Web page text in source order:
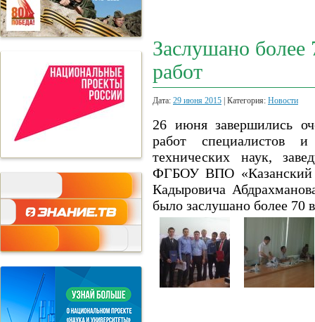
Заслушано
работ
Дата: 29 июня 2015 | Категория: Новости
26 июня завершились
работ специалистов и
технических наук,
ФГБОУ ВПО «Казанский
Кадыровича
было заслушано более 70